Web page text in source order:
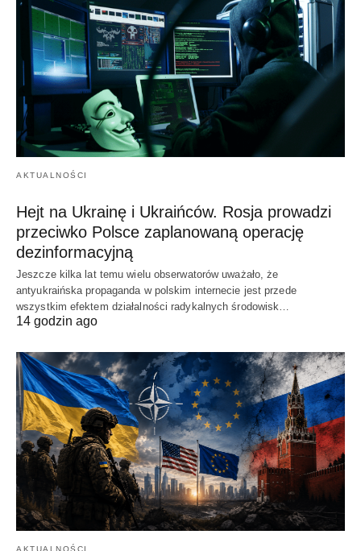
AKTUALNOŚCI
Hejt na Ukrainę i Ukraińców. Rosja prowadzi
przeciwko Polsce zaplanowaną operację
dezinformacyjną
Jeszcze kilka lat temu wielu obserwatorów uważało, że
antyukraińska propaganda w polskim internecie jest przede
wszystkim efektem działalności radykalnych środowisk…
14 godzin ago
AKTUALNOŚCI